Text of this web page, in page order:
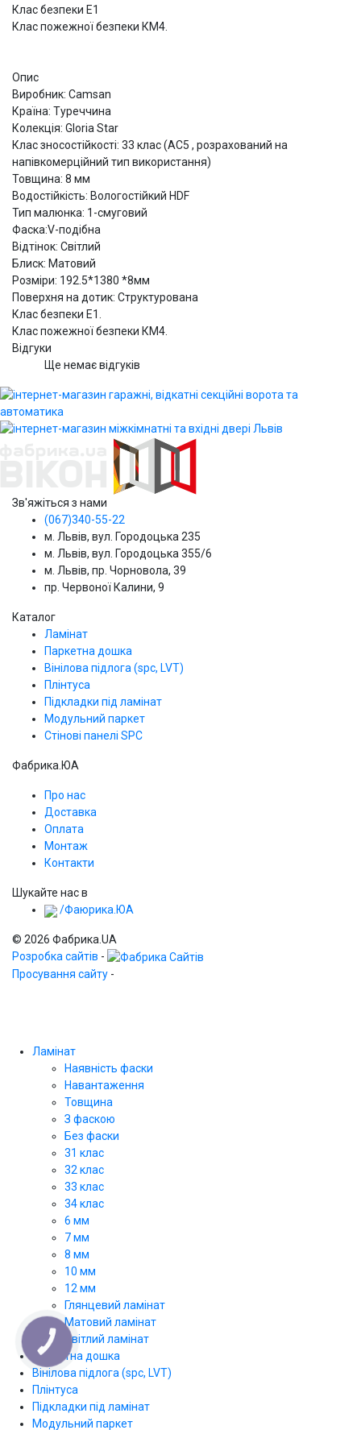
Клас безпеки Е1
Клас пожежної безпеки КМ4.
Опис
Виробник: Camsan
Країна: Туреччина
Колекція: Gloria Star
Клас зносостійкості: 33 клас (АС5 , розрахований на
напівкомерційний тип використання)
Товщина: 8 мм
Водостійкість: Вологостійкий HDF
Тип малюнка: 1-смуговий
Фаска:V-подібна
Відтінок: Світлий
Блиск: Матовий
Розміри: 192.5*1380 *8мм
Поверхня на дотик: Структурована
Клас безпеки Е1.
Клас пожежної безпеки КМ4.
Відгуки
Ще немає відгуків
Зв'яжіться з нами
(067)340-55-22
м. Львів, вул. Городоцька 235
м. Львів, вул. Городоцька 355/6
м. Львів, пр. Чорновола, 39
пр. Червоної Калини, 9
Каталог
Ламінат
Паркетна дошка
Вінілова підлога (spc, LVT)
Плінтуса
Підкладки під ламінат
Модульний паркет
Стінові панелі SPС
Фабрика.ЮА
Про нас
Доставка
Оплата
Монтаж
Контакти
Шукайте нас в
/Фаюрика.ЮА
© 2026 Фабрика.UA
Розробка сайтів -
Просування сайту -
Ламінат
Наявність фаски
Навантаження
Товщина
З фаскою
Без фаски
31 клас
32 клас
33 клас
34 клас
6 мм
7 мм
8 мм
10 мм
12 мм
Глянцевий ламінат
Матовий ламінат
Світлий ламінат
Паркетна дошка
Вінілова підлога (spc, LVT)
Плінтуса
Підкладки під ламінат
Модульний паркет
КНОПКА
ЗВ'ЯЗКУ